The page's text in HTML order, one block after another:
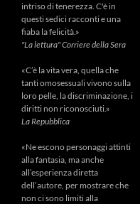
intriso di tenerezza. C'è in
questi sedici racconti e una
fiaba la felicità.»
"La lettura" Corriere della Sera
«C’è la vita vera, quella che
tanti omosessuali vivono sulla
loro pelle, la discriminazione, i
diritti non riconosciuti.»
La Repubblica
«Ne escono personaggi attinti
alla fantasia, ma anche
all’esperienza diretta
dell’autore, per mostrare che
non ci sono limiti alla